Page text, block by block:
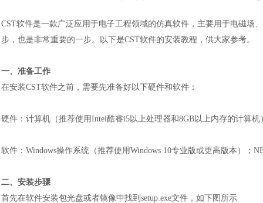
CST软件是一款广泛应用于电子工程领域的仿真软件，主要用于电磁场
步，也是非常重要的一步。以下是CST软件的安装教程，供大家参考。
一、准备工作
在安装CST软件之前，需要先准备好以下硬件和软件：
硬件：计算机（推荐使用Intel酷睿i5以上处理器和8GB以上内存的计算
软件： Windows操作系统（推荐使用Windows 10专业版或更高版本）；
二、安装步骤
首先在软件安装包光盘或者镜像中找到 setup.exe文件，如下图所示